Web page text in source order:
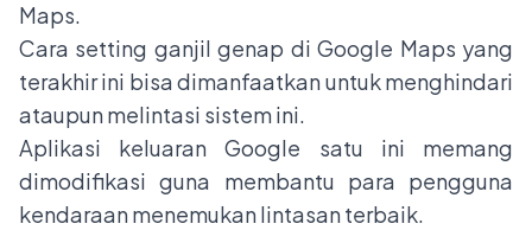
Maps.
Cara setting ganjil genap di Google Maps yang
terakhir ini bisa dimanfaatkan untuk menghindari
ataupun melintasi sistem ini.
Aplikasi keluaran Google satu ini memang
dimodifikasi guna membantu para pengguna
kendaraan menemukan lintasan terbaik.